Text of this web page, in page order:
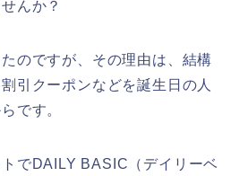
んか？
のですが、その理由は、結構
引クーポンなどを誕生日の人
です。
でDAILY BASIC（デイリーベ